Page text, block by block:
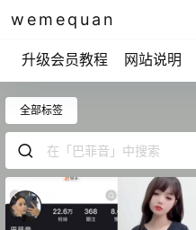
wemequan
升级会员教程 网站说明
全部标签